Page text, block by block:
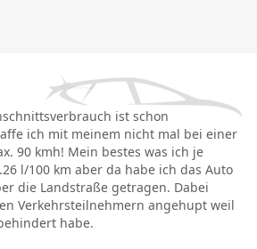
ist schon
ich mit meinem nicht mal bei einer
90 kmh! Mein bestes was ich je
l/100 km aber da habe ich das Auto
die Landstraße getragen. Dabei
Verkehrsteilnehmern angehupt weil
habe.